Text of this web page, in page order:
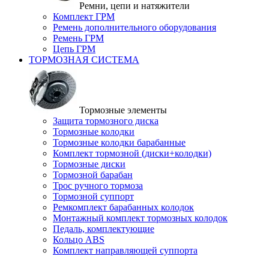
Ремни, цепи и натяжители
Комплект ГРМ
Ремень дополнительного оборудования
Ремень ГРМ
Цепь ГРМ
ТОРМОЗНАЯ СИСТЕМА
Тормозные элементы
Защита тормозного диска
Тормозные колодки
Тормозные колодки барабанные
Комплект тормозной (диски+колодки)
Тормозные диски
Тормозной барабан
Трос ручного тормоза
Тормозной суппорт
Ремкомплект барабанных колодок
Монтажный комплект тормозных колодок
Педаль, комплектующие
Кольцо ABS
Комплект направляющей суппорта